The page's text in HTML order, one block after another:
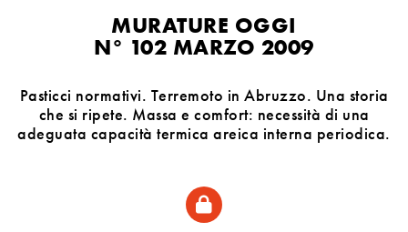
MURATURE OGGI
N° 102 MARZO 2009
Pasticci normativi. Terremoto in Abruzzo. Una storia
che si ripete. Massa e comfort: necessità di una
adeguata capacità termica areica interna periodica.